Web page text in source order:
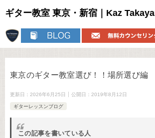
ギター教室 東京・新宿｜Kaz
東京のギター教室選び！！場所選び編
更新日： 2026年6月25日 公開日： 2019年8月12日
ギターレッスンブログ
この記事を書いている人